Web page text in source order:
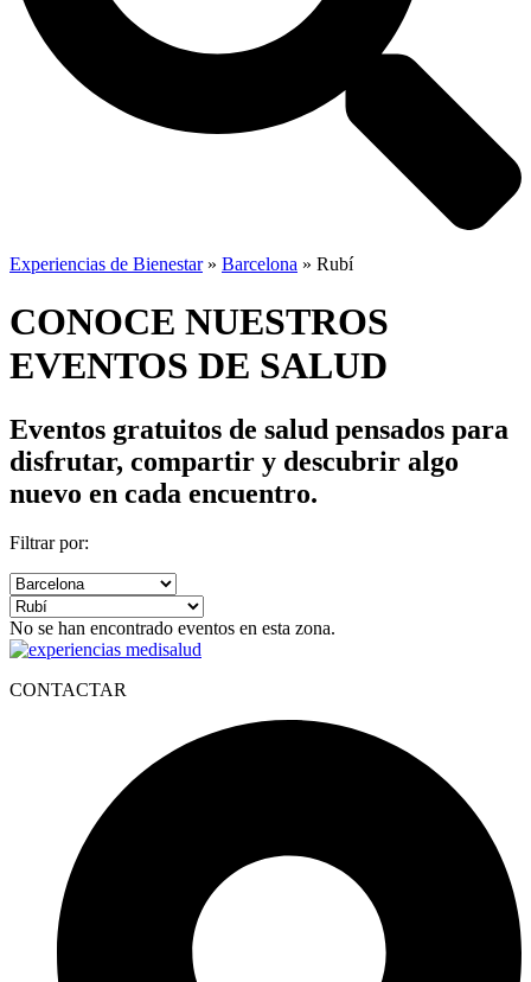
Experiencias de Bienestar» Barcelona » Rubí
CONOCE NUESTROS
EVENTOS DE SALUD
Eventos gratuitos de salud pensados para
disfrutar, compartir y descubrir algo
nuevo en cada encuentro.
Filtrar por:
No se han encontrado eventos en esta zona.
CONTACTAR